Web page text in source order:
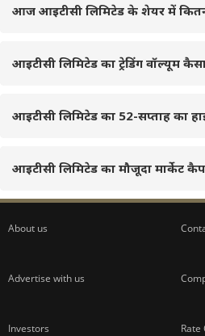
आज आइटीसी लिमिटेड के शेयर में
आइटीसी लिमिटेड का ट्रेडिंग वॉल्यूम
आइटीसी लिमिटेड का 52-सप्ताह का
आइटीसी लिमिटेड का मौजूदा मार्केट
About us
Advertise with us
Investors Rate